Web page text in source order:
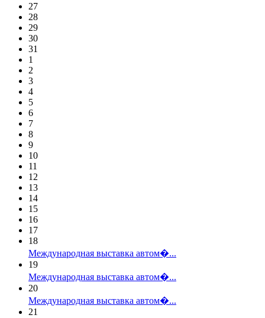
27
28
29
30
31
1
2
3
4
5
6
7
8
9
10
11
12
13
14
15
16
17
18
Международная выставка автом�...
19
Международная выставка автом�...
20
Международная выставка автом�...
21